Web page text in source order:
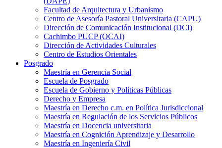
Facultad de Arquitectura y Urbanismo
Centro de Asesoría Pastoral Universitaria (CAPU)
Dirección de Comunicación Institucional (DCI)
Cachimbo PUCP (OCAI)
Dirección de Actividades Culturales
Centro de Estudios Orientales
Posgrado
Maestría en Gerencia Social
Escuela de Posgrado
Escuela de Gobierno y Políticas Públicas
Derecho y Empresa
Maestría en Derecho c.m. en Política Jurisdiccional
Maestría en Regulación de los Servicios Públicos
Maestría en Docencia universitaria
Maestría en Cognición Aprendizaje y Desarrollo
Maestría en Ingeniería Civil